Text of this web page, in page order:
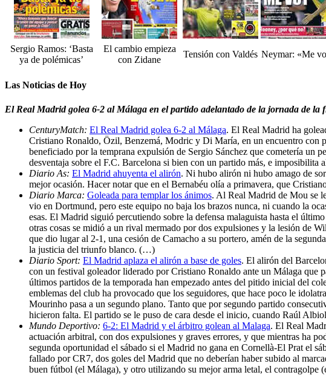
Sergio Ramos: ‘Basta
ya de polémicas’
El cambio empieza
con Zidane
Tensión con Valdés Neymar: «Me
Las Noticias de Hoy
El Real Madrid golea 6-2 al Málaga en el partido adelantado de la jornada de la
CenturyMatch: El Real Madrid golea 6-2 al Málaga. El Real Madrid ha
Cristiano Ronaldo, Özil, Benzemá, Modric y Di María, en un encuentro con
beneficiado por la temprana expulsión de Sergio Sánchez que cometería un
desventaja sobre el F.C. Barcelona si bien con un partido más, e
Diario As: El Madrid ahuyenta el alirón. Ni hubo alirón ni hubo amago de
mejor ocasión. Hacer notar que en el Bernabéu olía a primavera, que
Diario Marca: Goleada para templar los ánimos. Al Real Madrid de Mou se
vio en Dortmund, pero este equipo no baja los brazos nunca, ni cuando la
esas. El Madrid siguió percutiendo sobre la defensa malaguista hasta el
otras cosas se midió a un rival mermado por dos expulsiones y la lesión de
que dio lugar al 2-1, una cesión de Camacho a su portero, amén de la
la justicia del triunfo blanco. (…)
Diario Sport: El Madrid aplaza el alirón a base de goles. El alirón del
con un festival goleador liderado por Cristiano Ronaldo ante un Málaga que
últimos partidos de la temporada han empezado antes del pitido inicial del
emblemas del club ha provocado que los seguidores, que hace poco le
Mourinho pasa a un segundo plano. Tanto que por segundo partido
hicieron falta. El partido se le puso de cara desde el inicio, cuando Raúl
Mundo Deportivo: 6-2: El Madrid y el árbitro golean al Malaga. El Real
actuación arbitral, con dos expulsiones y graves errores, y que mientras ha
segunda oportunidad el sábado si el Madrid no gana en Cornellà-El Prat el
fallado por CR7, dos goles del Madrid que no deberían haber subido al
buen fútbol (el Málaga), y otro utilizando su mejor arma letal, el